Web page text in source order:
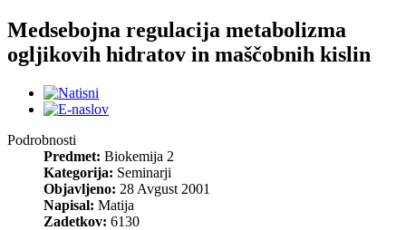
Medsebojna regulacija metabolizma
ogljikovih hidratov in maščobnih kislin
Podrobnosti
Predmet: Biokemija 2
Kategorija: Seminarji
Objavljeno: 28 Avgust 2001
Napisal: Matija
Zadetkov: 6130